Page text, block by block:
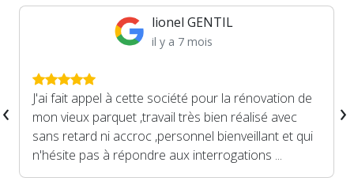
lionel GENTIL
il y a 7 mois
J'ai fait appel à cette société pour la rénovation de
mon vieux parquet ,travail très bien réalisé avec
sans retard ni accroc ,personnel bienveillant et qui
n'hésite pas à répondre aux interrogations ...
‹ ›